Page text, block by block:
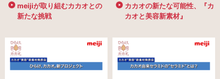
meijiが取り組むカカオとの
新たな挑戦
カカオの新たな可能性、『カ
カオと美容新素材』